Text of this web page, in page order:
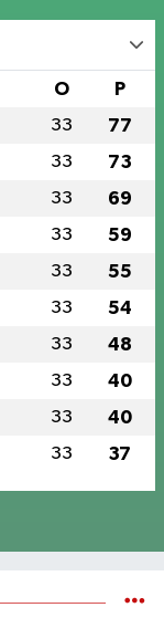
O P
33 77
33 73
33 69
33 59
33 55
33 54
33 48
33 40
33 40
33 37